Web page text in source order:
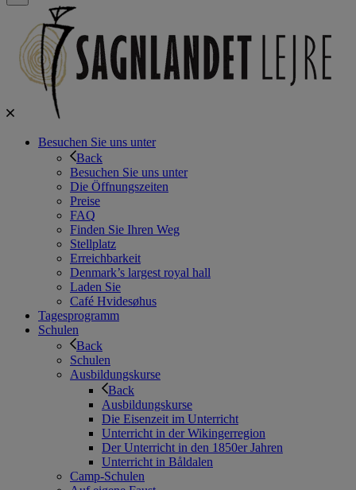
Besuchen Sie uns unter
Back
Besuchen Sie uns unter
Die Öffnungszeiten
Preise
FAQ
Finden Sie Ihren Weg
Stellplatz
Erreichbarkeit
Denmark’s largest royal hall
Laden Sie
Café Hvidesøhus
Tagesprogramm
Schulen
Back
Schulen
Ausbildungskurse
Back
Ausbildungskurse
Die Eisenzeit im Unterricht
Unterricht in der Wikingerregion
Der Unterricht in den 1850er Jahren
Unterricht in Båldalen
Camp-Schulen